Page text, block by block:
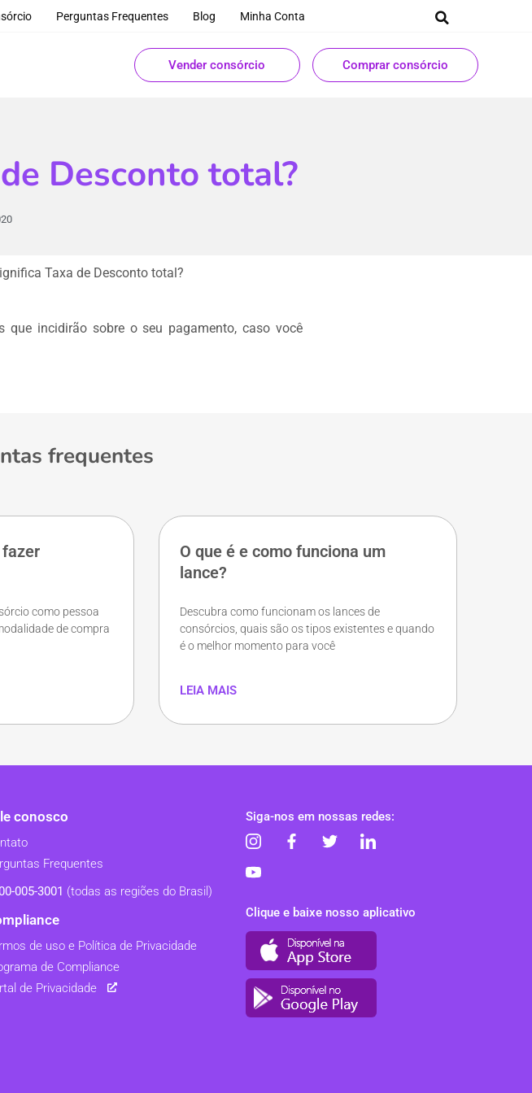
Perguntas Frequentes Blog Minha Conta
Vender consórcio Comprar consórcio
Desconto total?
Taxa de Desconto total?
incidirão sobre o seu pagamento, caso você
frequentes
como pessoa
de compra
O que é e como funciona um
lance?
Descubra como funcionam os lances de
consórcios, quais são os tipos existentes e quando
é o melhor momento para você
LEIA MAIS
conosco
Frequentes
005-3001 (todas as regiões do Brasil)
de uso e Política de Privacidade
de Compliance
de Privacidade
Siga-nos em nossas redes:
Clique e baixe nosso aplicativo